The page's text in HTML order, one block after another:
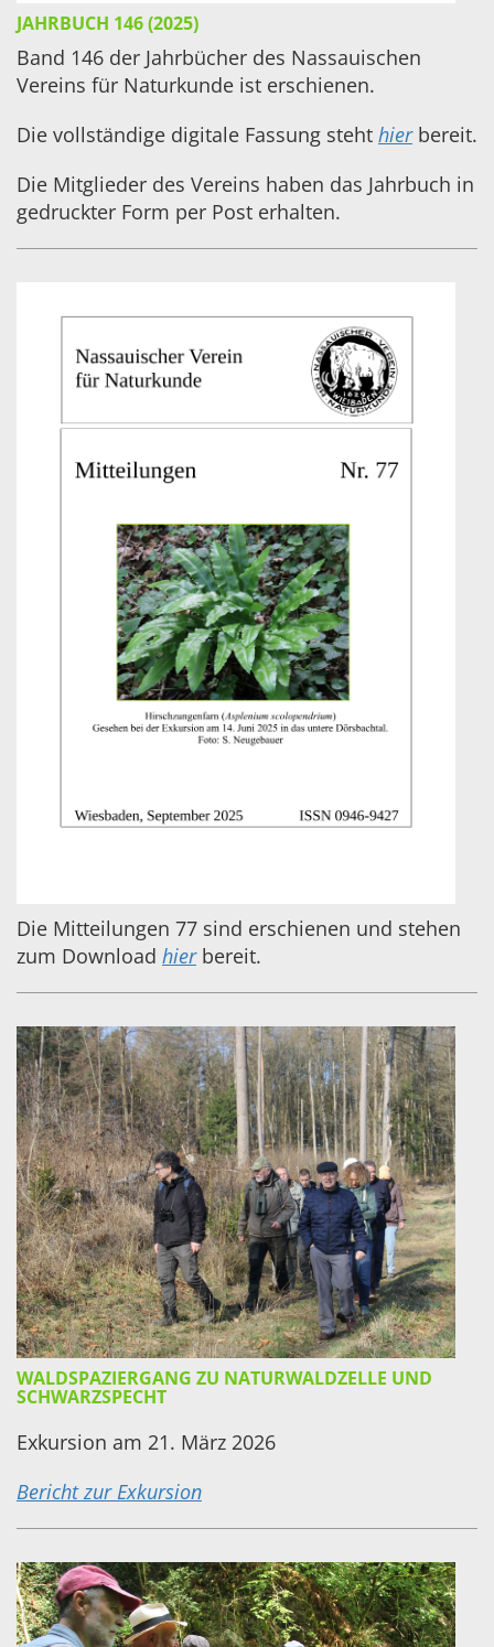
JAHRBUCH 146 (2025)
Band 146 der Jahrbücher des Nassauischen
Vereins für Naturkunde ist erschienen.
Die vollständige digitale Fassung steht hierbereit.
Die Mitglieder des Vereins haben das Jahrbuch in
gedruckter Form per Post erhalten.
Die Mitteilungen 77 sind erschienen und stehen
zum Download hierbereit.
WALDSPAZIERGANG ZU NATURWALDZELLE UND
SCHWARZSPECHT
Exkursion am 21. März 2026
Bericht zur Exkursion